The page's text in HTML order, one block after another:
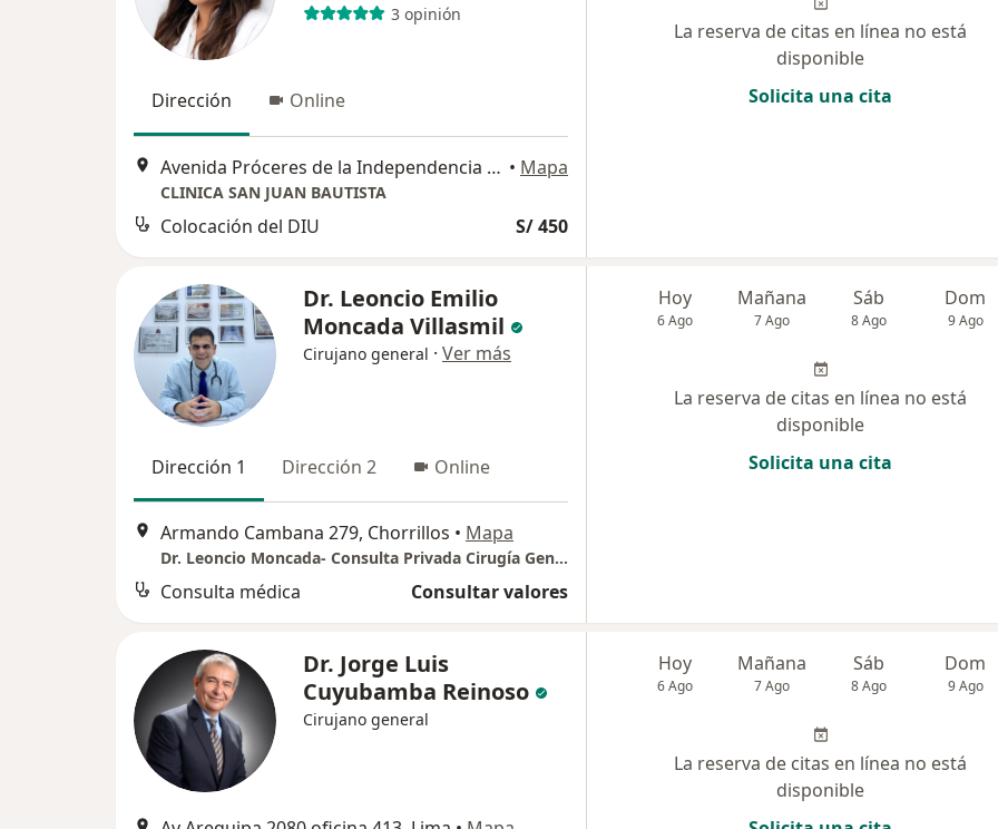
3 opinión
Dirección Online
Avenida Próceres de la Independencia 1764, Lima • Mapa
CLINICA SAN JUAN BAUTISTA
Colocación del DIU S/ 450
La reserva de citas en línea no está
disponible
Solicita una cita
Dr. Leoncio Emilio
Moncada Villasmil
Cirujano general · Ver más
Dirección 1 Dirección 2 Online
Armando Cambana 279, Chorrillos • Mapa
Dr. Leoncio Moncada- Consulta Privada Cirugía General
Consulta médica Consultar valores
Hoy
6 Ago
Mañana
7 Ago
Sáb
8 Ago
Dom
9 Ago
La reserva de citas en línea no está
disponible
Solicita una cita
Dr. Jorge Luis
Cuyubamba Reinoso
Cirujano general
Hoy
6 Ago
Mañana
7 Ago
Sáb
8 Ago
Dom
9 Ago
La reserva de citas en línea no está
disponible